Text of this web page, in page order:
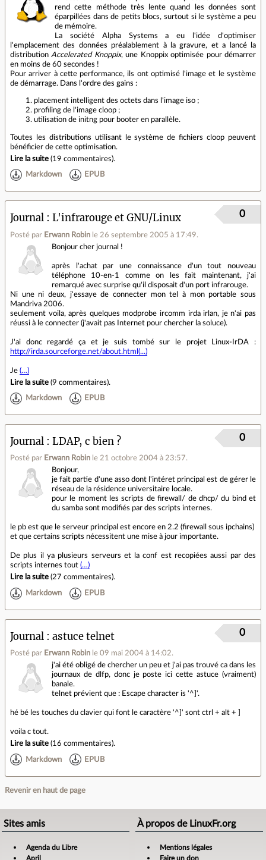
rend cette méthode très lente quand les données sont
éparpillées dans de petits blocs, surtout si le système a peu
de mémoire.
La société Alpha Systems a eu l'idée d'optimiser
l'emplacement des données préalablement à la gravure, et a lancé la
distribution Accelerated Knoppix, une Knoppix optimisée pour démarrer
en moins de 60 secondes !
Pour arriver à cette performance, ils ont optimisé l'image et le système
de démarrage. Dans l'ordre des gains :
placement intelligent des octets dans l'image iso ;
profiling de l'image cloop ;
utilisation de initng pour booter en parallèle.
Toutes les distributions utilisant le système de fichiers cloop peuvent
bénéficier de cette optimisation.
Lire la suite (19 commentaires).
Markdown EPUB
Journal L'infrarouge et GNU/Linux
Posté par Erwann Robin le 26 septembre 2005 à 17:49.
0
Bonjour cher journal !
après l'achat par une connaissance d'un tout nouveau
téléphone 10-en-1 comme on les fait maintenant, j'ai
remarqué avec surprise qu'il disposait d'un port infrarouge.
Ni une ni deux, j'essaye de connecter mon tel à mon portable sous
Mandriva 2006.
seulement voila, après quelques modprobe ircomm irda irlan, je n'ai pas
réussi à le connecter (j'avait pas Internet pour chercher la soluce).
J'ai donc regardé ça et je suis tombé sur le projet Linux-IrDA :
http://irda.sourceforge.net/about.html(...)
Je (…)
Lire la suite (9 commentaires).
Markdown EPUB
Journal LDAP, c bien ?
Posté par Erwann Robin le 21 octobre 2004 à 23:57.
0
Bonjour,
je fait partie d'une asso dont l'intéret principal est de gérer le
réseau de la résidence universitaire locale.
pour le moment les scripts de firewall/ de dhcp/ du bind et
du samba sont modifiés par des scripts internes.
le pb est que le serveur principal est encore en 2.2 (firewall sous ipchains)
et que certains scripts nécessitent une mise à jour importante.
De plus il ya plusieurs serveurs et la conf est recopiées aussi par des
scripts internes tout (…)
Lire la suite (27 commentaires).
Markdown EPUB
Journal astuce telnet
Posté par Erwann Robin le 09 mai 2004 à 14:02.
0
j'ai été obligé de chercher un peu et j'ai pas trouvé ca dans les
journaux de dlfp, donc je poste ici cette astuce (vraiment)
banale.
telnet prévient que : Escape character is '^]'.
hé bé les touches du clavier qui font le caractère '^]' sont ctrl + alt + ]
voila c tout.
Lire la suite (16 commentaires).
Markdown EPUB
Revenir en haut de page
Sites amis
Agenda du Libre
April
À propos de LinuxFr.org
Mentions légales
Faire un don